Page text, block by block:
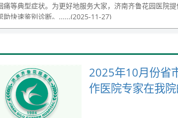
痛等典型症状。为更好地服务大家，济南齐鲁花园医院
助快速鉴别诊断。......(2025-11-27)
2025年10月份省
作医院专家在我